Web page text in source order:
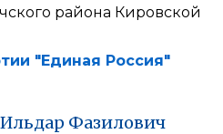
района Кировской
"Единая Россия"
Ильдар Фазилович